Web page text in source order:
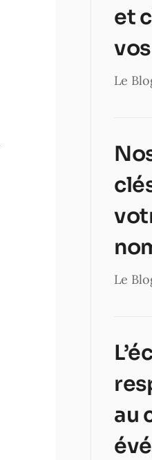
et
Le
Le
au